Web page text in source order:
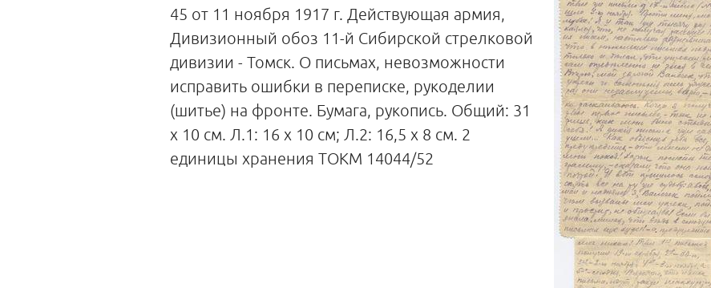
45 от 11 ноября 1917 г. Действующая армия,
Дивизионный обоз 11-й Сибирской стрелковой
дивизии - Томск. О письмах, невозможности
исправить ошибки в переписке, рукоделии
(шитье) на фронте. Бумага, рукопись. Общий: 31
х 10 см. Л.1: 16 х 10 см; Л.2: 16,5 х 8 см. 2
единицы хранения ТОКМ 14044/52